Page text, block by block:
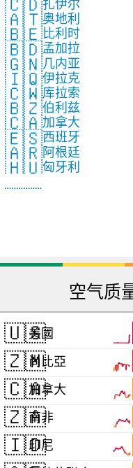
🇦🇹奥地利
🇧🇪比利时
🇧🇩孟加拉
🇬🇳几内亚
🇮🇶伊拉克
🇨🇼库拉索
🇧🇿伯利兹
🇨🇦加拿大
🇪🇸西班牙
🇦🇷阿根廷
🇭🇺匈牙利
空气质
🇺🇸
美國
🇿🇲尚比亞
🇨🇦加拿大
🇿🇦
南非
🇮🇩
印尼